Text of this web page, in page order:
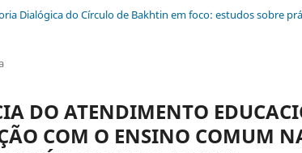
Dialógica do Círculo de Bakhtin em foco: estudos sobre
DO ATENDIMENTO
COM O ENSINO COMUM